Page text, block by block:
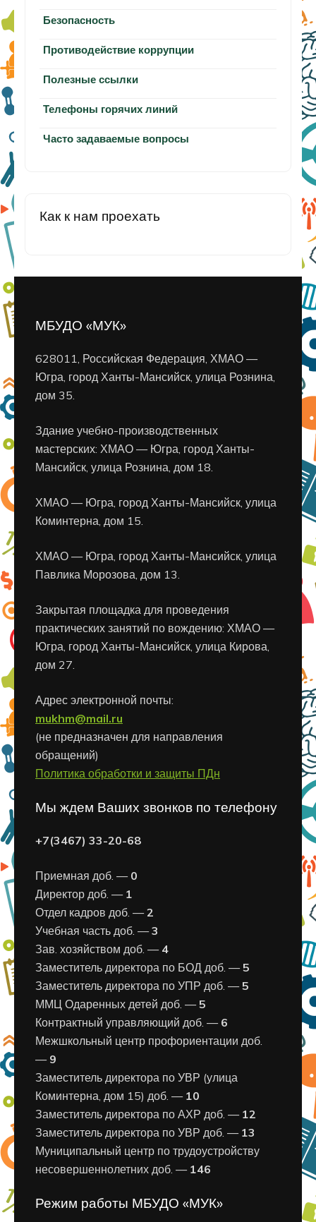
Безопасность
Противодействие коррупции
Полезные ссылки
Телефоны горячих линий
Часто задаваемые вопросы
Как к нам проехать
МБУДО «МУК»
628011, Российская Федерация, ХМАО —
Югра, город Ханты-Мансийск, улица Рознина,
дом 35.
Здание учебно-производственных
мастерских: ХМАО — Югра, город Ханты-
Мансийск, улица Рознина, дом 18.
ХМАО — Югра, город Ханты-Мансийск, улица
Коминтерна, дом 15.
ХМАО — Югра, город Ханты-Мансийск, улица
Павлика Морозова, дом 13.
Закрытая площадка для проведения
практических занятий по вождению: ХМАО —
Югра, город Ханты-Мансийск, улица Кирова,
дом 27.
Адрес электронной почты:
mukhm@mail.ru
(не предназначен для направления
обращений)
Политика обработки и защиты ПДн
Мы ждем Ваших звонков по телефону
+7(3467) 33-20-68
Приемная доб. — 0
Директор доб. — 1
Отдел кадров доб. —2
Учебная часть доб. —3
Зав. хозяйством доб. — 4
Заместитель директора по БОД доб. —5
Заместитель директора по УПР доб. —5
ММЦ Одаренных детей доб. —5
Контрактный управляющий доб. — 6
Межшкольный центр профориентации доб.
— 9
Заместитель директора по УВР (улица
Коминтерна, дом 15) доб. — 10
Заместитель директора по АХР доб. — 12
Заместитель директора по УВР доб. — 13
Муниципальный центр по трудоустройству
несовершеннолетних доб. — 146
Режим работы МБУДО «МУК»